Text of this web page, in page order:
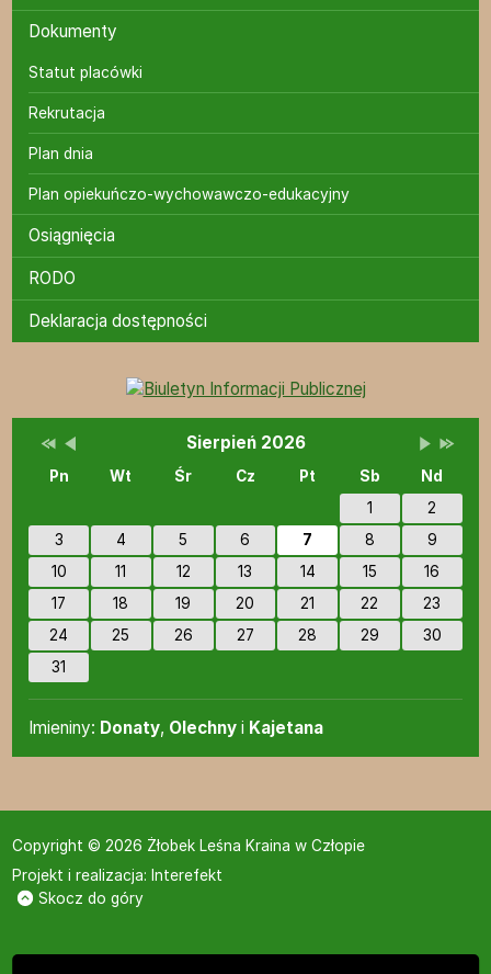
Dokumenty
Statut placówki
Rekrutacja
Plan dnia
Plan opiekuńczo-wychowawczo-edukacyjny
Osiągnięcia
RODO
Deklaracja dostępności
Bannery boczne
Wydarzenia Lista wydarzeń w miesiącu
Sierpień 2026Brak wydarzeń w tym
Przestaw datę na Sierpień 2025
Przestaw datę na Lipiec 2026
Pn Wt Śr Cz Pt Sb
Nd
1
2
3
4 5 6 7 8
9
10
11 12 13 14 15
16
17
18 19 20 21 22
23
24
25 26 27 28 29
30
31
Imieniny
Imieniny: Donaty, Olechny i Kajetana
Copyright © 2026 Żłobek Leśna Kraina w Człopie
Projekt i realizacja: Interefekt
Skocz do góry